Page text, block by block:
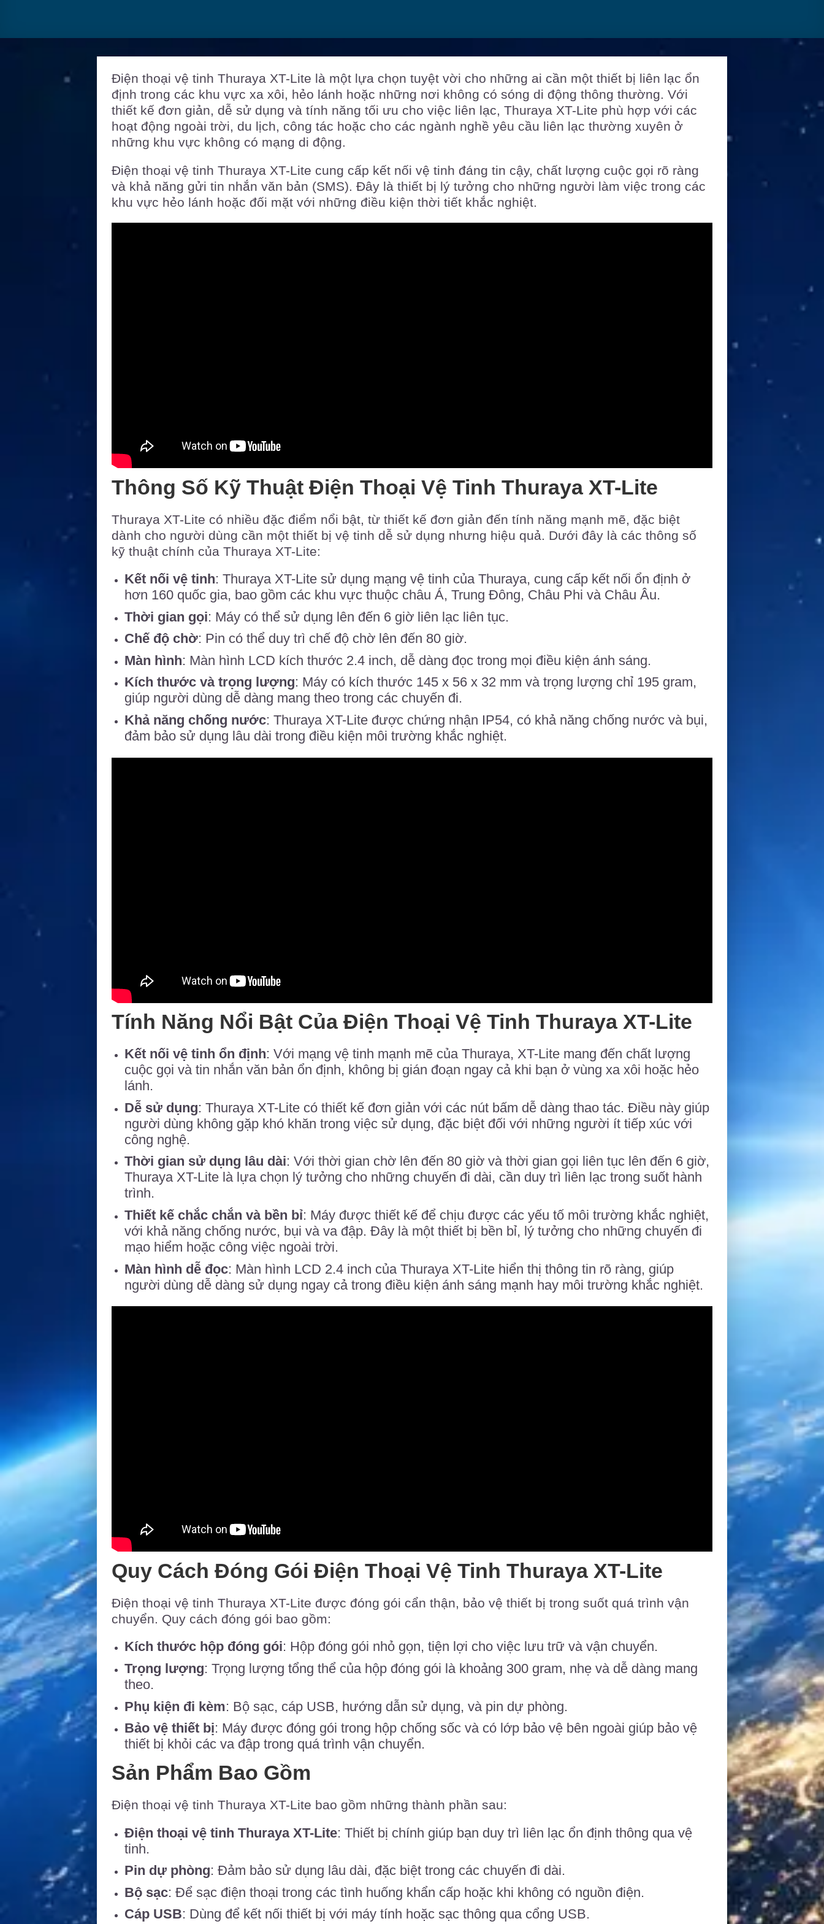
Điện thoại vệ tinh Thuraya XT-Lite là một lựa chọn tuyệt vời cho những ai cần một thiết bị liên lạc ổn
định trong các khu vực xa xôi, hẻo lánh hoặc những nơi không có sóng di động thông thường. Với
thiết kế đơn giản, dễ sử dụng và tính năng tối ưu cho việc liên lạc, Thuraya XT-Lite phù hợp với các
hoạt động ngoài trời, du lịch, công tác hoặc cho các ngành nghề yêu cầu liên lạc thường xuyên ở
những khu vực không có mạng di động.
Điện thoại vệ tinh Thuraya XT-Lite cung cấp kết nối vệ tinh đáng tin cậy, chất lượng cuộc gọi rõ ràng
và khả năng gửi tin nhắn văn bản (SMS). Đây là thiết bị lý tưởng cho những người làm việc trong các
khu vực hẻo lánh hoặc đối mặt với những điều kiện thời tiết khắc nghiệt.
Thông Số Kỹ Thuật Điện Thoại Vệ Tinh Thuraya XT-Lite
Thuraya XT-Lite có nhiều đặc điểm nổi bật, từ thiết kế đơn giản đến tính năng mạnh mẽ, đặc biệt
dành cho người dùng cần một thiết bị vệ tinh dễ sử dụng nhưng hiệu quả. Dưới đây là các thông số
kỹ thuật chính của Thuraya XT-Lite:
Kết nối vệ tinh: Thuraya XT-Lite sử dụng mạng vệ tinh của Thuraya, cung cấp kết nối ổn định ở
hơn 160 quốc gia, bao gồm các khu vực thuộc châu Á, Trung Đông, Châu Phi và Châu Âu.
Thời gian gọi: Máy có thể sử dụng lên đến 6 giờ liên lạc liên tục.
Chế độ chờ: Pin có thể duy trì chế độ chờ lên đến 80 giờ.
Màn hình: Màn hình LCD kích thước 2.4 inch, dễ dàng đọc trong mọi điều kiện ánh sáng.
Kích thước và trọng lượng: Máy có kích thước 145 x 56 x 32 mm và trọng lượng chỉ 195 gram,
giúp người dùng dễ dàng mang theo trong các chuyến đi.
Khả năng chống nước: Thuraya XT-Lite được chứng nhận IP54, có khả năng chống nước và bụi,
đảm bảo sử dụng lâu dài trong điều kiện môi trường khắc nghiệt.
Tính Năng Nổi Bật Của Điện Thoại Vệ Tinh Thuraya XT-Lite
Kết nối vệ tinh ổn định: Với mạng vệ tinh mạnh mẽ của Thuraya, XT-Lite mang đến chất lượng
cuộc gọi và tin nhắn văn bản ổn định, không bị gián đoạn ngay cả khi bạn ở vùng xa xôi hoặc hẻo
lánh.
Dễ sử dụng: Thuraya XT-Lite có thiết kế đơn giản với các nút bấm dễ dàng thao tác. Điều này giúp
người dùng không gặp khó khăn trong việc sử dụng, đặc biệt đối với những người ít tiếp xúc với
công nghệ.
Thời gian sử dụng lâu dài: Với thời gian chờ lên đến 80 giờ và thời gian gọi liên tục lên đến 6 giờ,
Thuraya XT-Lite là lựa chọn lý tưởng cho những chuyến đi dài, cần duy trì liên lạc trong suốt hành
trình.
Thiết kế chắc chắn và bền bỉ: Máy được thiết kế để chịu được các yếu tố môi trường khắc nghiệt,
với khả năng chống nước, bụi và va đập. Đây là một thiết bị bền bỉ, lý tưởng cho những chuyến đi
mạo hiểm hoặc công việc ngoài trời.
Màn hình dễ đọc: Màn hình LCD 2.4 inch của Thuraya XT-Lite hiển thị thông tin rõ ràng, giúp
người dùng dễ dàng sử dụng ngay cả trong điều kiện ánh sáng mạnh hay môi trường khắc nghiệt.
Quy Cách Đóng Gói Điện Thoại Vệ Tinh Thuraya XT-Lite
Điện thoại vệ tinh Thuraya XT-Lite được đóng gói cẩn thận, bảo vệ thiết bị trong suốt quá trình vận
chuyển. Quy cách đóng gói bao gồm:
Kích thước hộp đóng gói: Hộp đóng gói nhỏ gọn, tiện lợi cho việc lưu trữ và vận chuyển.
Trọng lượng: Trọng lượng tổng thể của hộp đóng gói là khoảng 300 gram, nhẹ và dễ dàng mang
theo.
Phụ kiện đi kèm: Bộ sạc, cáp USB, hướng dẫn sử dụng, và pin dự phòng.
Bảo vệ thiết bị: Máy được đóng gói trong hộp chống sốc và có lớp bảo vệ bên ngoài giúp bảo vệ
thiết bị khỏi các va đập trong quá trình vận chuyển.
Sản Phẩm Bao Gồm
Điện thoại vệ tinh Thuraya XT-Lite bao gồm những thành phần sau:
Điện thoại vệ tinh Thuraya XT-Lite: Thiết bị chính giúp bạn duy trì liên lạc ổn định thông qua vệ
tinh.
Pin dự phòng: Đảm bảo sử dụng lâu dài, đặc biệt trong các chuyến đi dài.
Bộ sạc: Để sạc điện thoại trong các tình huống khẩn cấp hoặc khi không có nguồn điện.
Cáp USB: Dùng để kết nối thiết bị với máy tính hoặc sạc thông qua cổng USB.